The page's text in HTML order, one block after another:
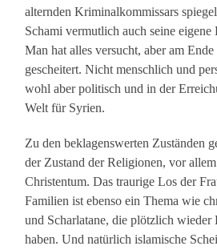
alternden Kriminalkommissars
Schami vermutlich auch seine eigene
Man hat alles versucht, aber am
gescheitert. Nicht menschlich und
wohl aber politisch und in der
Welt für Syrien.
Zu den beklagenswerten Zuständen
der Zustand der Religionen, vor
Christentum. Das traurige Los der
Familien ist ebenso ein Thema wie
und Scharlatane, die plötzlich
haben. Und natürlich islamische